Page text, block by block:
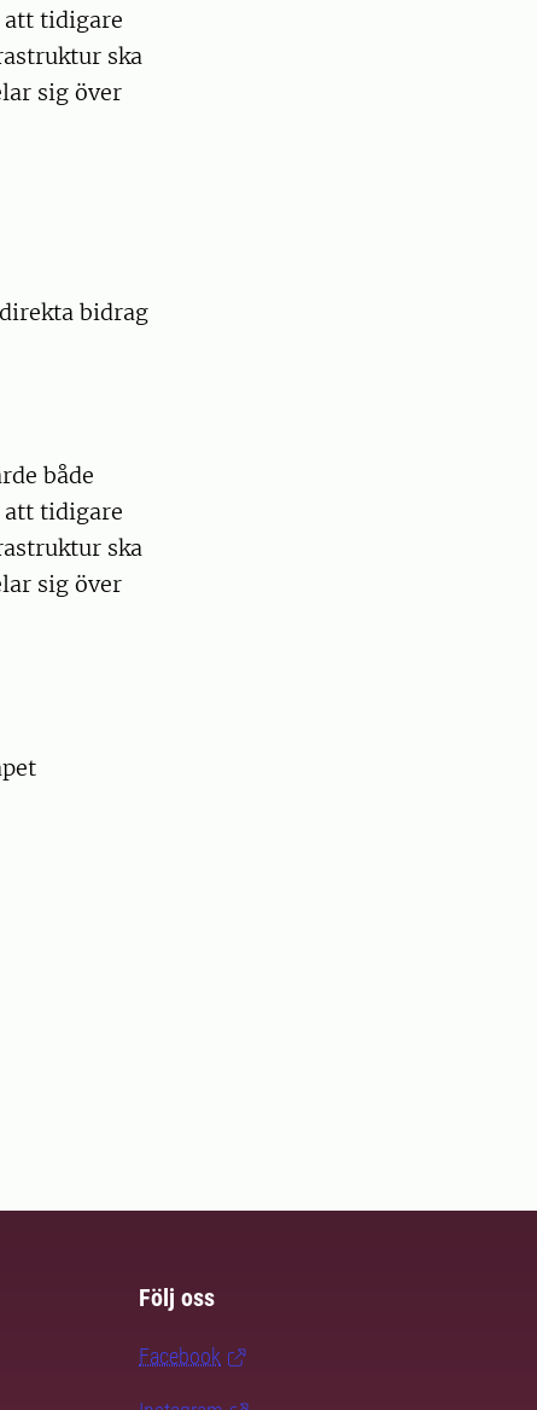
att tidigare
ska
sig över
bidrag
både
att tidigare
ska
sig över
Följ oss
Facebook